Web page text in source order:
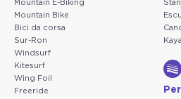
Mountain E-Biking
Mountain Bike
Bici da corsa
Sur-Ron
Windsurf
Kitesurf
Wing Foil
Freeride